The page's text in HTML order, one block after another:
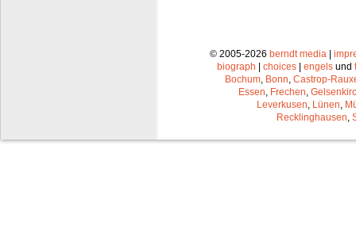
© 2005-2026 berndt media |
biograph | choices | engels und
Bochum Bonn Castrop-
Essen Frechen
Leverkusen Lünen
Recklinghausen